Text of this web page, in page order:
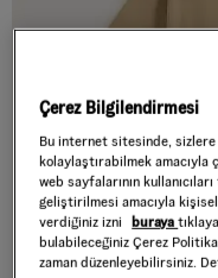
Çerez Bilgilendirmesi
Bu internet sitesinde, sizlere
kolaylaştırabilmek amacıyla
web sayfalarının
geliştirilmesi amacıyla
verdiğiniz izni
buraya
bulabileceğiniz Çerez
zaman düzenleyebilirsiniz.